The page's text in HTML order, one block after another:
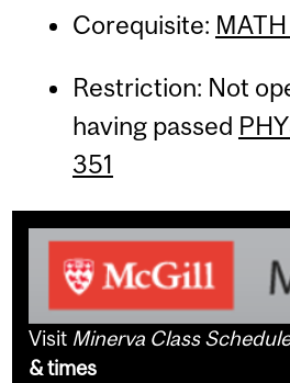
Corequisite:
Restriction: Not
having passed
351
Visit Minerva Class
& times